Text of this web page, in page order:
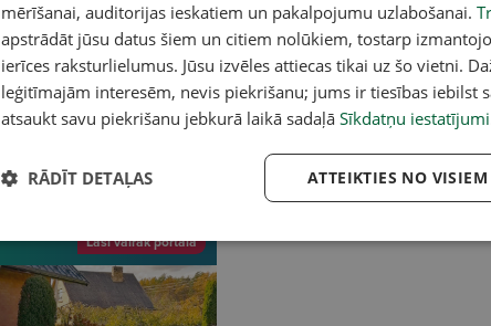
A
Saimnieka padoms! Darinām
zedeņu žogu
Aptauja: Kā
mērīšanai, auditorijas ieskatiem un pakalpojumu uzlabošanai.
apstrādāt jūsu datus šiem un citiem nolūkiem, tostarp
ierīces raksturlielumus. Jūsu izvēles attiecas tikai uz šo vietni.
leģitīmajām interesēm, nevis piekrišanu; jums ir tiesības iebilst
atsaukt savu piekrišanu jebkurā laikā sadaļā Sīkdatņu iestatījumi
ATTEIKTIES NO VISIEM
RĀDĪT DETAĻAS